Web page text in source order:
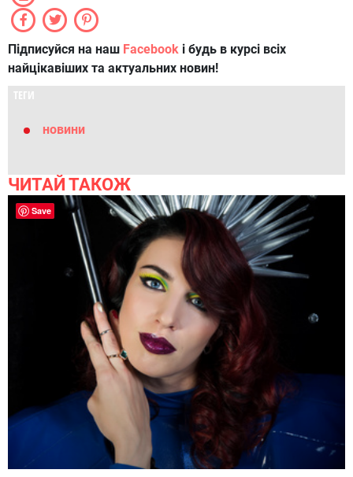
Підписуйся на наш Facebook і будь в курсі всіх
найцікавіших та актуальних новин!
ТЕГИ
новини
ЧИТАЙ ТАКОЖ
Save